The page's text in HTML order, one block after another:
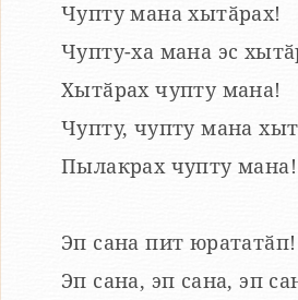
Чупту мана хытӑрах!
Чупту-ха мана эс
Хытӑрах чупту мана!
Чупту, чупту мана
Пылакрах чупту мана!
Эп сана пит юрататӑп!
Эп сана, эп сана, эп